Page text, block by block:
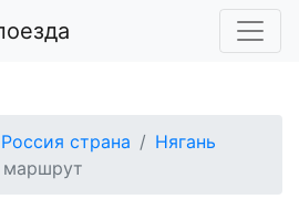
Россия страна
Нягань
маршрут